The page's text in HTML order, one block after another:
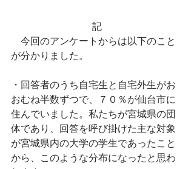
記
今回のアンケートからは以下のこと
が分かりました。
・回答者のうち自宅生と自宅外生がお
おむね半数ずつで、７０％が仙台市に
住んでいました。私たちが宮城県の団
体であり、回答を呼び掛けた主な対象
が宮城県内の大学の学生であったこと
から、このような分布になったと思わ